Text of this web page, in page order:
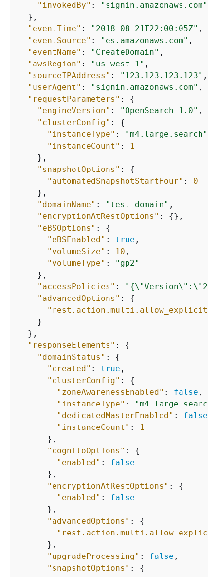
"invokedBy" :
"signin.amazonaws.com"
  },
"eventTime" : "2018-08-21T22:00:05Z" ,
"eventSource" : "es.amazonaws.com" ,
"eventName" : "CreateDomain" ,
"awsRegion" : "us-west-1" ,
"sourceIPAddress" : "123.123.123.123" ,
"userAgent" : "signin.amazonaws.com" ,
"requestParameters" : {
"engineVersion" : "OpenSearch_1.0" ,
"clusterConfig" : {
"instanceType" : "m4.large.search"
"instanceCount" :
1
    },
"snapshotOptions" : {
"automatedSnapshotStartHour" : 0
    },
"domainName" : "test-domain" ,
"encryptionAtRestOptions" : {},
"eBSOptions" : {
"eBSEnabled" : true ,
"volumeSize" : 10 ,
"volumeType" :
"gp2"
    },
"accessPolicies" : " {
"advancedOptions" : {
    }
  },
"responseElements" : {
"domainStatus" : {
"created" : true ,
"clusterConfig" : {
"zoneAwarenessEnabled" : false ,
"instanceType" : "m4.large.search"
"dedicatedMasterEnabled" : false
"instanceCount" :
1
      },
"cognitoOptions" : {
"enabled" : false
      },
"encryptionAtRestOptions" : {
"enabled" : false
      },
"advancedOptions" : {
      },
"upgradeProcessing" : false ,
"snapshotOptions" : {